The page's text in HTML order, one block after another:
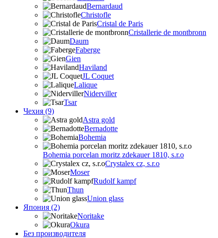
Bernardaud
Christofle
Cristal de Paris
Cristallerie de montbronn
Daum
Faberge
Gien
Haviland
JL Coquet
Lalique
Niderviller
Tsar
Чехия (9)
Astra gold
Bernadotte
Bohemia
Bohemia porcelan moritz zdekauer 1810, s.r.o
Crystalex cz, s.r.o
Moser
Rudolf kampf
Thun
Union glass
Япония (2)
Noritake
Okura
Без производителя